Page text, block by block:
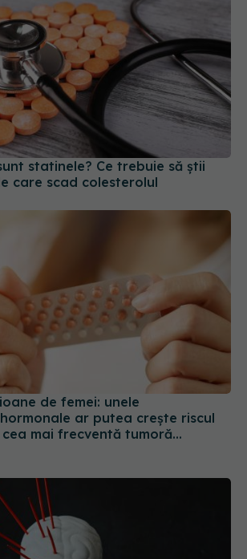
statinele? Ce trebuie să știi
care scad colesterolul
de femei: unele
ar putea crește riscul
cea mai frecventă tumoră